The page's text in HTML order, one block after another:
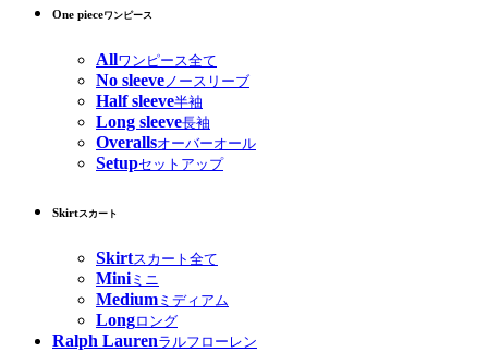
One pieceワンピース
Allワンピース全て
No sleeveノースリーブ
Half sleeve半袖
Long sleeve長袖
Overallsオーバーオール
Setupセットアップ
Skirtスカート
Skirtスカート全て
Miniミニ
Medium ミディアム
Longロング
Ralph Laurenラルフローレン